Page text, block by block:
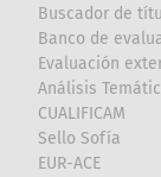
Buscador de
Banco de
Evaluación
Análisis
CUALIFICAM
Sello Sofía
EUR-ACE